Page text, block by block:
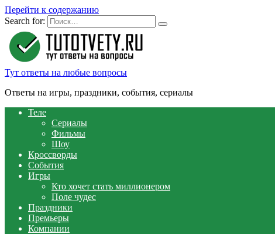
Перейти к содержанию
Search for:
Тут ответы на любые вопросы
Ответы на игры, праздники, события, сериалы
Теле
Сериалы
Фильмы
Шоу
Кроссворды
События
Игры
Кто хочет стать миллионером
Поле чудес
Праздники
Премьеры
Компании